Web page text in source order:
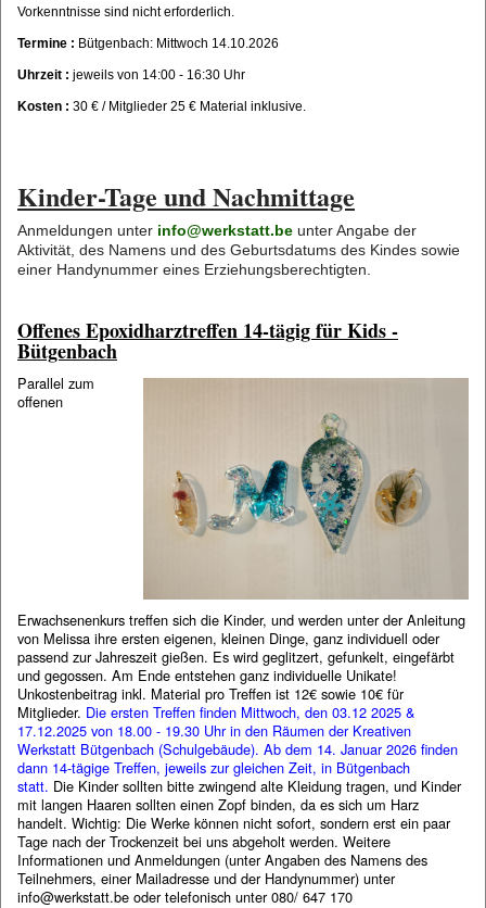
Vorkenntnisse sind nicht erforderlich.
Termine : Bütgenbach: Mittwoch 14.10.2026
Uhrzeit : jeweils von 14:00 - 16:30 Uhr
Kosten : 30 € / Mitglieder 25 € Material inklusive.
Kinder-Tage und Nachmittage
Anmeldungen unter info@werkstatt.be unter Angabe der
Aktivität, des Namens und des Geburtsdatums des Kindes sowie
einer Handynummer eines Erziehungsberechtigten.
Offenes Epoxidharztreffen 14-tägig für Kids -
Bütgenbach
Parallel zum
offenen
Erwachsenenkurs treffen sich die Kinder, und werden unter der Anleitung
von Melissa ihre ersten eigenen, kleinen Dinge, ganz individuell oder
passend zur Jahreszeit gießen. Es wird geglitzert, gefunkelt, eingefärbt
und gegossen. Am Ende entstehen ganz individuelle Unikate!
Unkostenbeitrag inkl. Material pro Treffen ist 12€ sowie 10€ für
Mitglieder. Die ersten Treffen finden Mittwoch, den 03.12 2025 &
17.12.2025 von 18.00 - 19.30 Uhr in den Räumen der Kreativen
Werkstatt Bütgenbach (Schulgebäude). Ab dem 14. Januar 2026 finden
dann 14-tägige Treffen, jeweils zur gleichen Zeit, in Bütgenbach
statt. Die Kinder sollten bitte zwingend alte Kleidung tragen, und Kinder
mit langen Haaren sollten einen Zopf binden, da es sich um Harz
handelt. Wichtig: Die Werke können nicht sofort, sondern erst ein paar
Tage nach der Trockenzeit bei uns abgeholt werden. Weitere
Informationen und Anmeldungen (unter Angaben des Namens des
Teilnehmers, einer Mailadresse und der Handynummer) unter
info@werkstatt.be oder telefonisch unter 080/ 647 170